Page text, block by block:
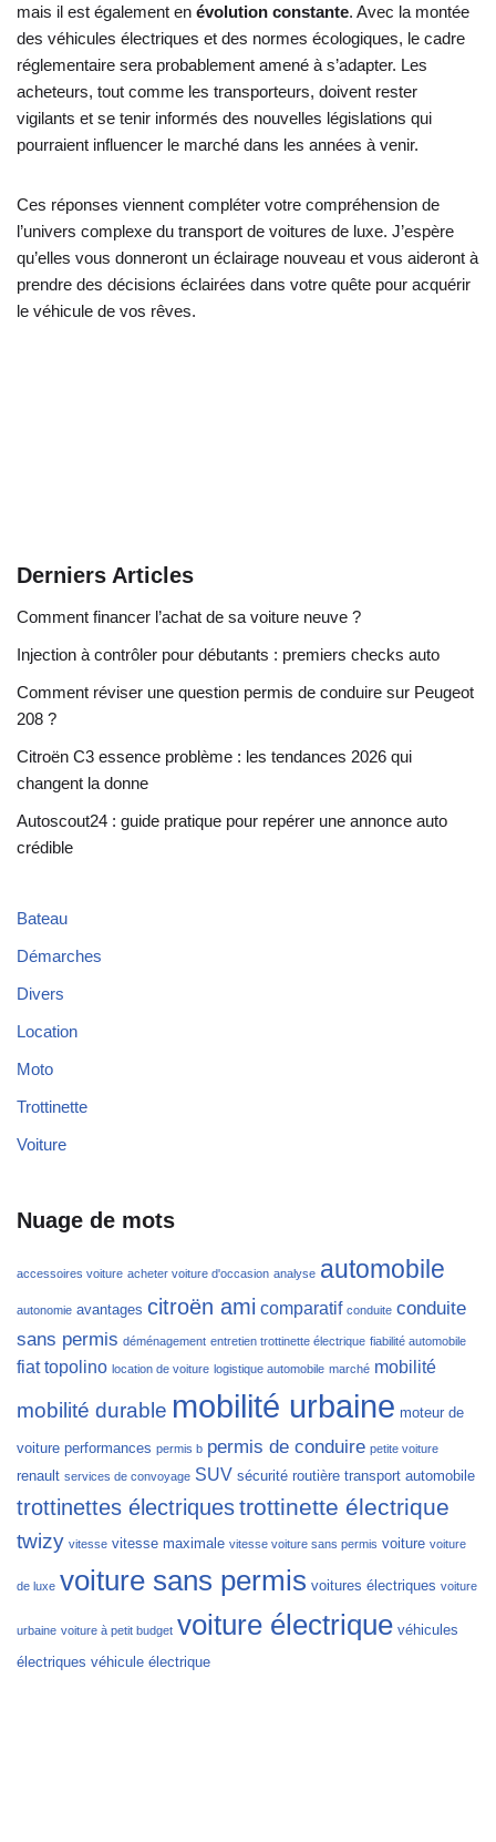
mais il est également en évolution constante. Avec la montée
des véhicules électriques et des normes écologiques, le cadre
réglementaire sera probablement amené à s’adapter. Les
acheteurs, tout comme les transporteurs, doivent rester
vigilants et se tenir informés des nouvelles législations qui
pourraient influencer le marché dans les années à venir.
Ces réponses viennent compléter votre compréhension de
l’univers complexe du transport de voitures de luxe. J’espère
qu’elles vous donneront un éclairage nouveau et vous aideront à
prendre des décisions éclairées dans votre quête pour acquérir
le véhicule de vos rêves.
Derniers Articles
Comment financer l’achat de sa voiture neuve ?
Injection à contrôler pour débutants : premiers checks auto
Comment réviser une question permis de conduire sur Peugeot
208 ?
Citroën C3 essence problème : les tendances 2026 qui
changent la donne
Autoscout24 : guide pratique pour repérer une annonce auto
crédible
Bateau
Démarches
Divers
Location
Moto
Trottinette
Voiture
Nuage de mots
accessoires voiture acheter voiture d'occasion analyse automobile
autonomie avantages citroën ami comparatif conduite conduite
sans permis déménagement entretien trottinette électrique fiabilité automobile
fiat topolino location de voiture logistique automobile marché mobilité
mobilité durable mobilité urbaine moteur de
voiture performances permis b permis de conduire petite voiture
renault services de convoyage SUV sécurité routière transport automobile
trottinettes électriquestrottinette électrique
twizy vitesse vitesse maximale vitesse voiture sans permis voiture voiture
de luxe voiture sans permis voitures électriques voiture
urbaine voiture à petit budget voiture électrique véhicules
électriques véhicule électrique